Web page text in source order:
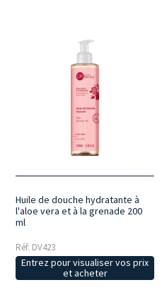
Huile de douche hydratante à
l'aloe vera et à la grenade 200
ml
Réf: DV423
Entrez pour visualiser vos prix
et acheter